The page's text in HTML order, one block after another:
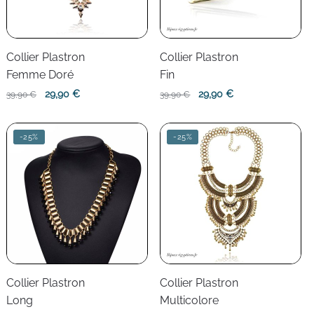
Collier Plastron
Femme Doré
39,90€
Le
initial
était :
39,90 €.
29,90 €Le
actuel
est :
29,90 €.
Collier Plastron
Fin
39,90€
Le
initial
était :
39,90 €.
29,90€Le
actuel
est :
29,90 €.
-25%
Collier Plastron
Long
-25%
Collier Plastron
Multicolore